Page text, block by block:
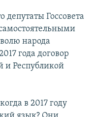
депутаты Госсовета
народа
года договор
и Республикой
в 2017 году